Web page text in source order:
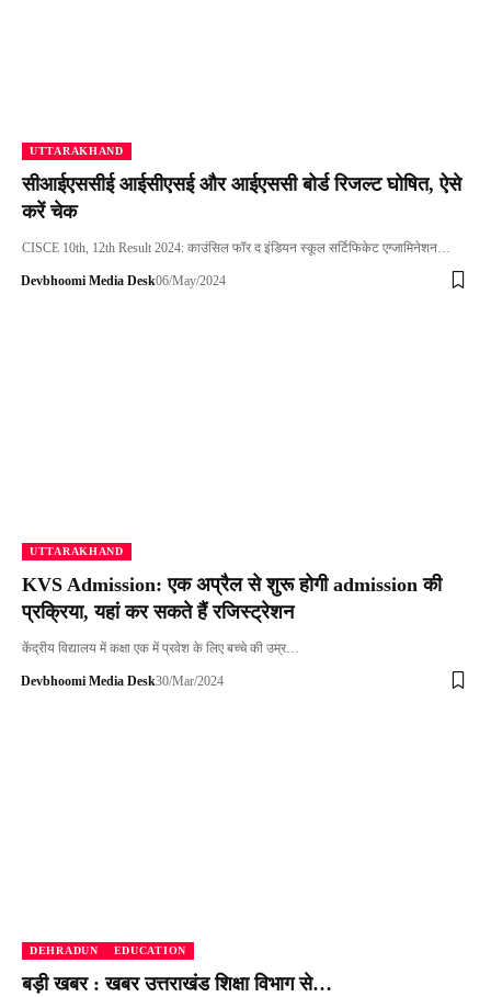
UTTARAKHAND
सीआईएससीई आईसीएसई और आईएससी बोर्ड रिजल्ट घोषित, ऐसे
करें चेक
CISCE 10th, 12th Result 2024: काउंसिल फॉर द इंडियन स्कूल सर्टिफिकेट एग्जामिनेशन…
Devbhoomi Media Desk06/May/2024
UTTARAKHAND
KVS Admission: एक अप्रैल से शुरू होगी admission की
प्रक्रिया, यहां कर सकते हैं रजिस्ट्रेशन
केंद्रीय विद्यालय में कक्षा एक में प्रवेश के लिए बच्चे की उम्र…
Devbhoomi Media Desk30/Mar/2024
DEHRADUN EDUCATION
बड़ी खबर : खबर उत्तराखंड शिक्षा विभाग से…